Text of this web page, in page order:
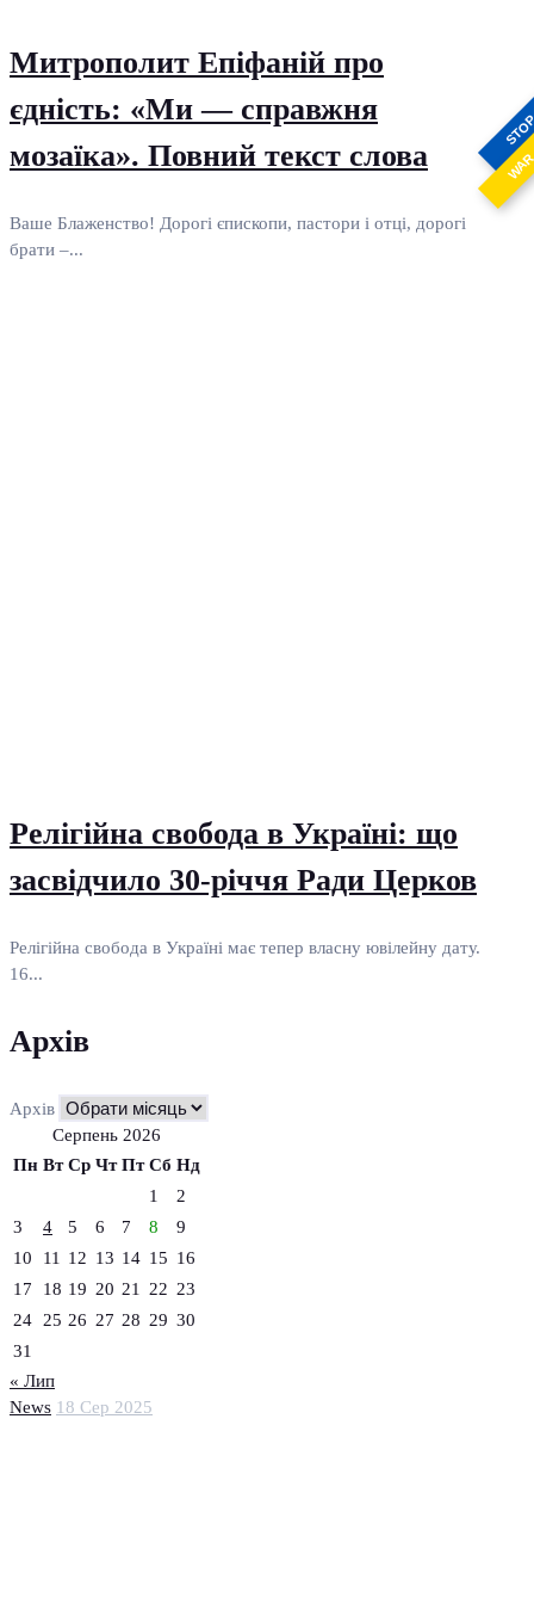
News 18 Сер 2025
Митрополит Епіфаній про
єдність: «Ми — справжня
мозаїка». Повний текст слова
Ваше Блаженство! Дорогі єпископи, пастори і отці, дорогі
брати –...
Релігійна свобода в Україні: що
засвідчило 30-річчя Ради Церков
Релігійна свобода в Україні має тепер власну ювілейну дату.
16...
Архів
Архів
Серпень 2026
Пн Вт Ср Чт Пт Сб Нд
1
2
3
4 5 6 7 8
9
10
11 12 13 14 15 16
17
18 19 20 21 22 23
24
25 26 27 28 29 30
31
« Лип